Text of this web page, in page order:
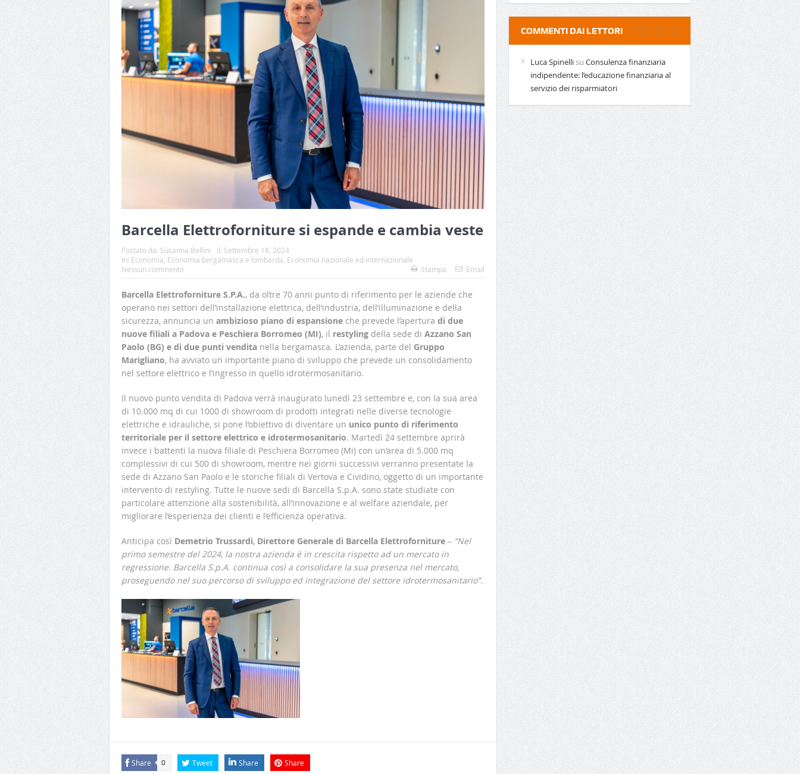
Barcella Elettroforniture si espande e cambia veste
Postato da: Susanna Bellini il: Settembre 18, 2024
In: Economia Economia bergamasca e lombarda Economia nazionale ed internazionale
Nessun commento
Stampa Email
Barcella Elettroforniture S.P.A., da oltre 70 anni punto di riferimento per le aziende che
operano nei settori dell’installazione elettrica, dell’industria, dell’illuminazione e della
sicurezza, annuncia un ambizioso piano di espansione che prevede l’apertura di due
nuove filiali a Padova e Peschiera Borromeo (MI), il restyling della sede di Azzano San
Paolo (BG) e di due punti vendita nella bergamasca. L’azienda, parte del Gruppo
Marigliano, ha avviato un importante piano di sviluppo che prevede un consolidamento
nel settore elettrico e l’ingresso in quello idrotermosanitario.
Il nuovo punto vendita di Padova verrà inaugurato lunedì 23 settembre e, con la sua area
di 10.000 mq di cui 1000 di showroom di prodotti integrati nelle diverse tecnologie
elettriche e idrauliche, si pone l’obiettivo di diventare un unico punto di riferimento
territoriale per il settore elettrico e idrotermosanitario. Martedì 24 settembre aprirà
invece i battenti la nuova filiale di Peschiera Borromeo (Mi) con un’area di 5.000 mq
complessivi di cui 500 di showroom, mentre nei giorni successivi verranno presentate la
sede di Azzano San Paolo e le storiche filiali di Vertova e Cividino, oggetto di un importante
intervento di restyling. Tutte le nuove sedi di Barcella S.p.A. sono state studiate con
particolare attenzione alla sostenibilità, all’innovazione e al welfare aziendale, per
migliorare l’esperienza dei clienti e l’efficienza operativa.
Anticipa così Demetrio Trussardi, Direttore Generale di Barcella Elettroforniture – “Nel
primo semestre del 2024, la nostra azienda è in crescita rispetto ad un mercato in
regressione. Barcella S.p.A. continua così a consolidare la sua presenza nel mercato,
proseguendo nel suo percorso di sviluppo ed integrazione del settore idrotermosanitario”.
Share 0 Tweet Share Share
COMMENTI DAI LETTORI
Luca Spinellisu Consulenza finanziaria
indipendente: l’educazione finanziaria al
servizio dei risparmiatori